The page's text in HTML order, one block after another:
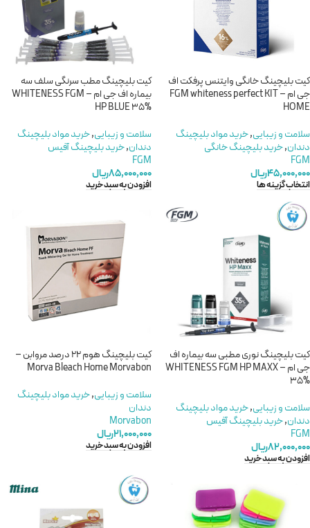
کیت بلیچینگ خانگی وایتنس پرفکت اف
جی ام – FGM whiteness perfect KIT
HOME
سلامت و زیبایی,خريد مواد بليچينگ
دندان,خرید بلیچینگ خانگی
FGM
۴۵,۰۰۰,۰۰۰ریال
انتخاب گزینه ها
کیت بلیچینگ مطب سرنگی سلف سه
بیماره اف جی ام – WHITENESS FGM
HP BLUE 35%
سلامت و زیبایی,خريد مواد بليچينگ
دندان,خرید بلیچینگ آفیس
FGM
۸۵,۰۰۰,۰۰۰ریال
افزودن به سبد خرید
کیت بلیچینگ نوری مطبی سه بیماره اف
جی ام – WHITENESS FGM HP MAXX
35%
سلامت و زیبایی,خريد مواد بليچينگ
دندان,خرید بلیچینگ آفیس
FGM
۸۲,۰۰۰,۰۰۰ریال
افزودن به سبد خرید
کیت بلیچینگ هوم 22 درصد مروابن –
Morva Bleach Home Morvabon
سلامت و زیبایی,خريد مواد بليچينگ
دندان
Morvabon
۲۱,۰۰۰,۰۰۰ریال
افزودن به سبد خرید